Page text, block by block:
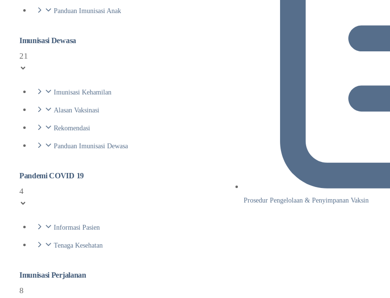
Panduan Imunisasi Anak
Imunisasi Dewasa
21
Imunisasi Kehamilan
Alasan Vaksinasi
Rekomendasi
Panduan Imunisasi Dewasa
Pandemi COVID 19
4
Informasi Pasien
Tenaga Kesehatan
Imunisasi Perjalanan
8
Prosedur Pengelolaan & Penyimpanan Vaksin